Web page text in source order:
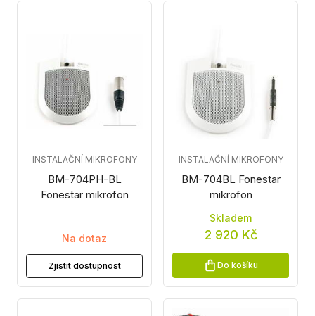
BM-704PH-BL
Fonestar mikrofon
INSTALAČNÍ MIKROFONY
Na dotaz
Zjistit dostupnost
BM-704BL Fonestar
mikrofon
INSTALAČNÍ MIKROFONY
Skladem
2 920 Kč
Do košíku